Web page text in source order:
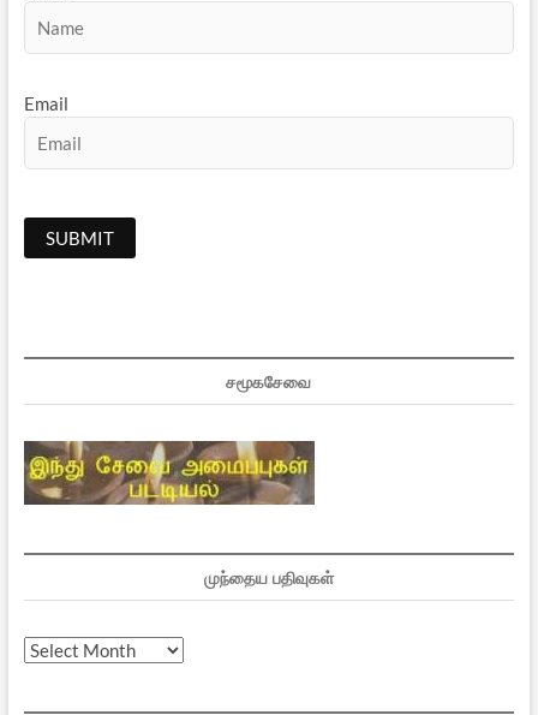
Email
சமூகசேவை
முந்தைய பதிவுகள்
முந்தைய